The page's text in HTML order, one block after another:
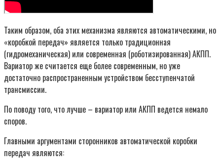
Таким образом, оба этих механизма являются автоматическими, но
«коробкой передач» является только традиционная
(гидромеханическая) или современная (роботизированная) АКПП.
Вариатор же считается еще более современным, но уже
достаточно распространенным устройством бесступенчатой
трансмиссии.
По поводу того, что лучше – вариатор или АКПП ведется немало
споров.
Главными аргументами сторонников автоматической коробки
передач являются: